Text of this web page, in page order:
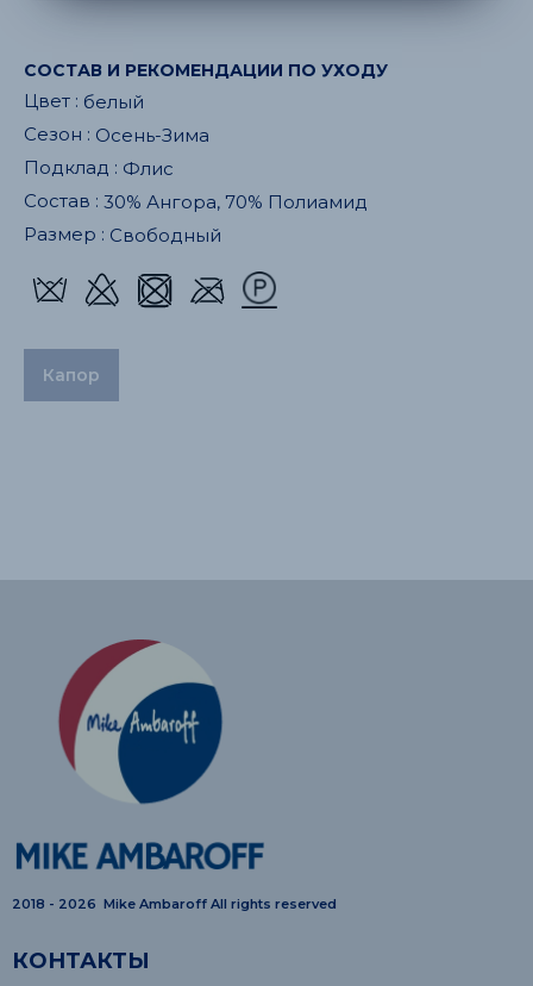
СОСТАВ И РЕКОМЕНДАЦИИ ПО УХОДУ
Цвет : белый
Сезон : Осень-Зима
Подклад : Флис
Состав : 30% Ангора, 70% Полиамид
Размер : Свободный
Капор
2018 - 2026 Mike Ambaroff All rights reserved
КОНТАКТЫ